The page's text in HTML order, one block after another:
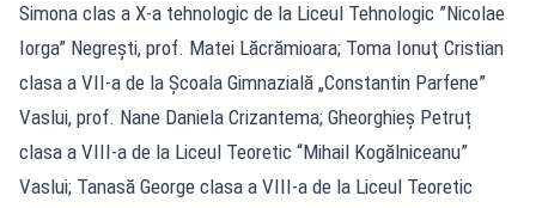
Simona clas a X-a tehnologic de la Liceul Tehnologic ”Nicolae
Iorga” Negreşti, prof. Matei Lăcrămioara; Toma Ionuţ Cristian
clasa a VII-a de la Școala Gimnazială „Constantin Parfene”
Vaslui, prof. Nane Daniela Crizantema; Gheorghieș Petruț
clasa a VIII-a de la Liceul Teoretic “Mihail Kogălniceanu”
Vaslui; Tanasă George clasa a VIII-a de la Liceul Teoretic